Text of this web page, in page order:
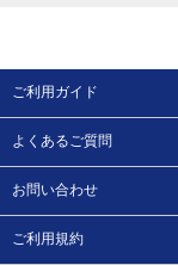
ご利用ガイド
よくあるご質問
お問い合わせ
ご利用規約